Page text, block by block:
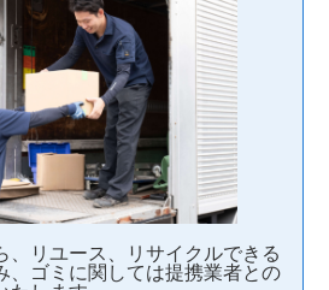
、リユース、リサイクルできる
、ゴミに関しては提携業者との